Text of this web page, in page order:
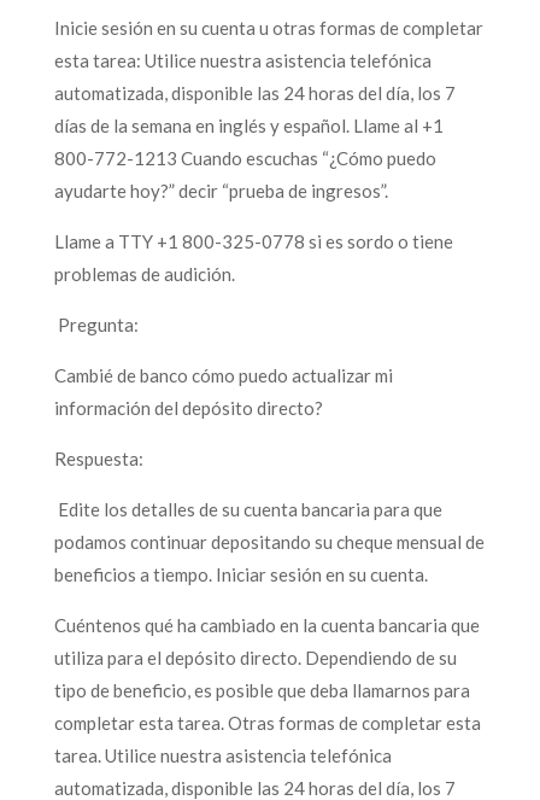
Inicie sesión en su cuenta u otras formas de completar
esta tarea: Utilice nuestra asistencia telefónica
automatizada, disponible las 24 horas del día, los 7
días de la semana en inglés y español. Llame al +1
800-772-1213 Cuando escuchas “¿Cómo puedo
ayudarte hoy?” decir “prueba de ingresos”.
Llame a TTY +1 800-325-0778 si es sordo o tiene
problemas de audición.
Pregunta:
Cambié de banco cómo puedo actualizar mi
información del depósito directo?
Respuesta:
Edite los detalles de su cuenta bancaria para que
podamos continuar depositando su cheque mensual de
beneficios a tiempo. Iniciar sesión en su cuenta.
Cuéntenos qué ha cambiado en la cuenta bancaria que
utiliza para el depósito directo. Dependiendo de su
tipo de beneficio, es posible que deba llamarnos para
completar esta tarea. Otras formas de completar esta
tarea. Utilice nuestra asistencia telefónica
automatizada, disponible las 24 horas del día, los 7